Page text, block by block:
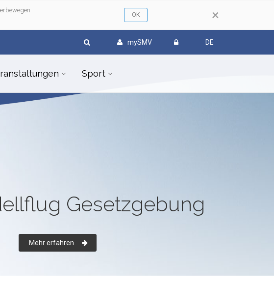
×
mySMV DE
Sport
Gesetzgebung
Mehr erfahren